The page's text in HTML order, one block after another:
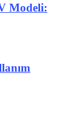
Modeli: